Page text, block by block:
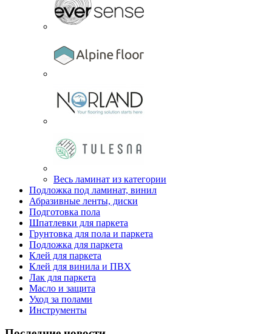
Весь ламинат из категории
Подложка под ламинат, винил
Абразивные ленты, диски
Подготовка пола
Шпатлевки для паркета
Грунтовка для пола и паркета
Подложка для паркета
Клей для паркета
Клей для винила и ПВХ
Лак для паркета
Масло и защита
Уход за полами
Инструменты